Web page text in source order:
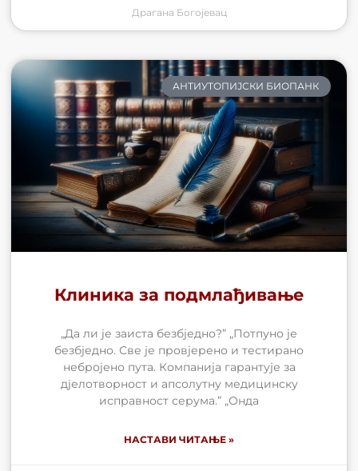
Драгана Богојевац
АНТИУТОПИЈСКИ БИОПАНК
Клиника за подмлађивање
„Да ли је заиста безбједно?” „Потпуно је
безбједно. Све је провјерено и тестирано
небројено пута. Компанија гарантује за
дјелотворност и апсолутну медицинску
исправност серума.” „Онда
НАСТАВИ ЧИТАЊЕ »